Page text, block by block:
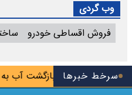
سرخط خبرهابازگشت آب به پلمب شد
وب گردی
فروش اقساطی خودرو